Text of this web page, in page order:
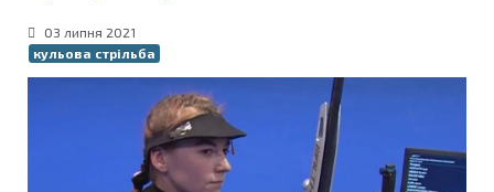
03 липня 2021
кульова стрільба